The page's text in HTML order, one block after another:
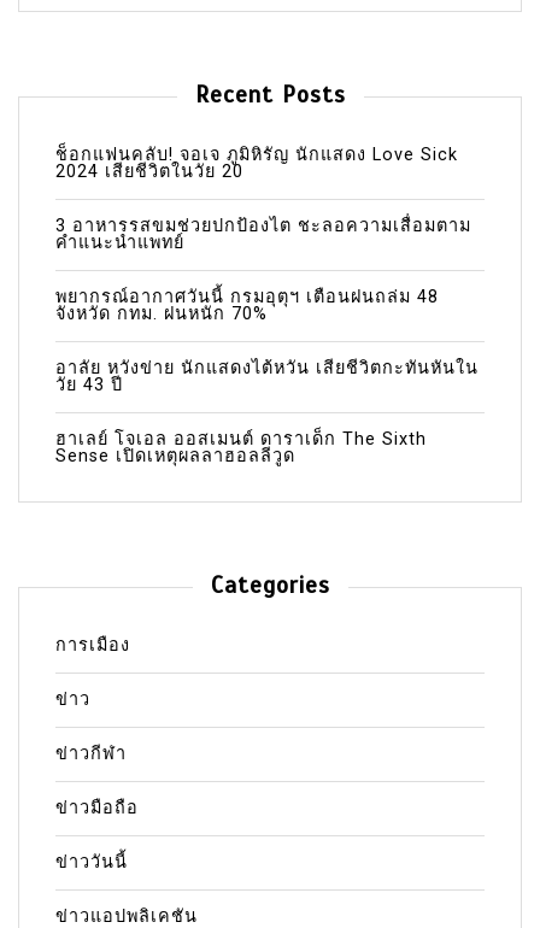
Recent Posts
ช็อกแฟนคลับ! จอเจ ภูมิหิรัญ นักแสดง Love Sick
2024 เสียชีวิตในวัย 20
3 อาหารรสขมช่วยปกป้องไต ชะลอความเสื่อมตาม
คำแนะนำแพทย์
พยากรณ์อากาศวันนี้ กรมอุตุฯ เตือนฝนถล่ม 48
จังหวัด กทม. ฝนหนัก 70%
อาลัย หวังข่าย นักแสดงไต้หวัน เสียชีวิตกะทันหันใน
วัย 43 ปี
ฮาเลย์ โจเอล ออสเมนต์ ดาราเด็ก The Sixth
Sense เปิดเหตุผลลาฮอลลีวูด
Categories
การเมือง
ข่าว
ข่าวกีฬา
ข่าวมือถือ
ข่าววันนี้
ข่าวแอปพลิเคชัน